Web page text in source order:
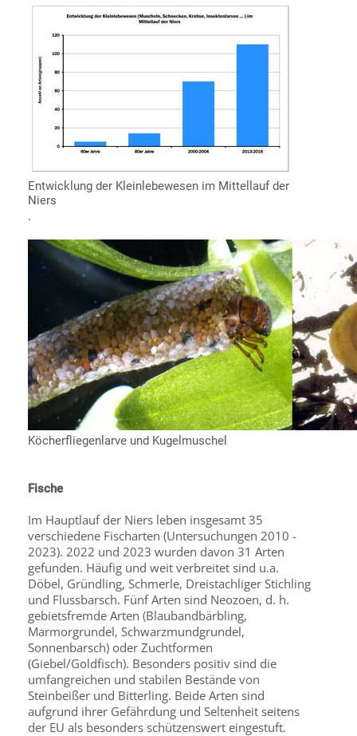
Entwicklung der Kleinlebewesen im Mittellauf der
Niers
.
Köcherfliegenlarve und Kugelmuschel
Fische
Im Hauptlauf der Niers leben insgesamt 35
verschiedene Fischarten (Untersuchungen 2010 -
2023). 2022 und 2023 wurden davon 31 Arten
gefunden. Häufig und weit verbreitet sind u.a.
Döbel, Gründling, Schmerle, Dreistachliger Stichling
und Flussbarsch. Fünf Arten sind Neozoen, d. h.
gebietsfremde Arten (Blaubandbärbling,
Marmorgrundel, Schwarzmundgrundel,
Sonnenbarsch) oder Zuchtformen
(Giebel/Goldfisch). Besonders positiv sind die
umfangreichen und stabilen Bestände von
Steinbeißer und Bitterling. Beide Arten sind
aufgrund ihrer Gefährdung und Seltenheit seitens
der EU als besonders schützenswert eingestuft.